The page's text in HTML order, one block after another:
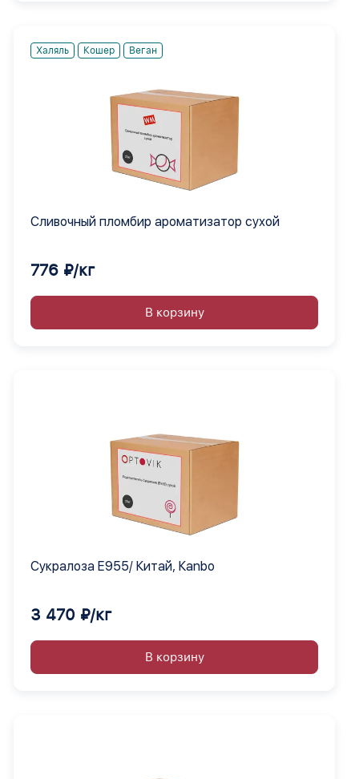
Халяль Кошер Веган
Сливочный пломбир ароматизатор сухой
776 ₽/кг
В корзину
Сукралоза Е955/ Китай, Кanbo
3 470 ₽/кг
В корзину